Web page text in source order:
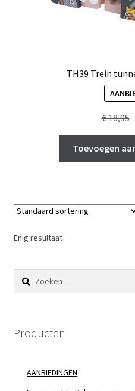
TH39 Trein
€18,95
Toevoegen
Enig resultaat
Zoeken
naar:
Producten
AANBIEDINGEN